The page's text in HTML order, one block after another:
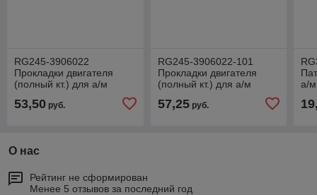
RG245-3906022
Прокладки двигателя
(полный кт.) для а/м
дв.ММЗ 245
53,50 руб.
RG245-3906022-101
Прокладки двигателя
(полный кт.) для а/м
дв.ММЗ 245 "Premium"
57,25руб.
а/
О нас
Рейтинг не сформирован
Менее 5 отзывов за последний год